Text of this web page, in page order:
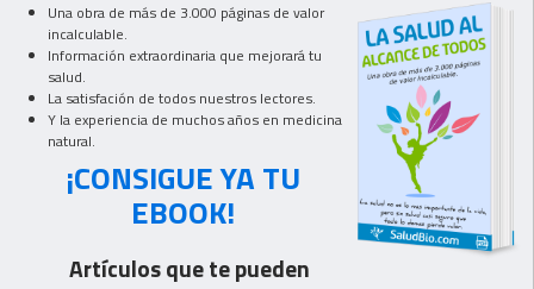
Una obra de más de 3.000 páginas de valor
incalculable.
Información extraordinaria que mejorará tu
salud.
La satisfación de todos nuestros lectores.
Y la experiencia de muchos años en medicina
natural.
¡CONSIGUE YA TU
EBOOK!
Artículos que te pueden